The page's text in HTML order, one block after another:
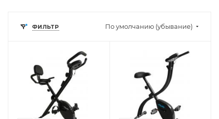
ФИЛЬТР По умолчанию (убывание)